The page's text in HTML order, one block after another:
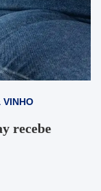
VINHO
recebe